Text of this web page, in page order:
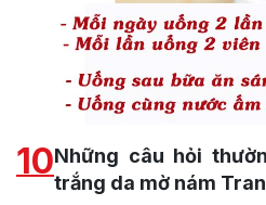
10Những câu hỏi
trắng da mờ nám